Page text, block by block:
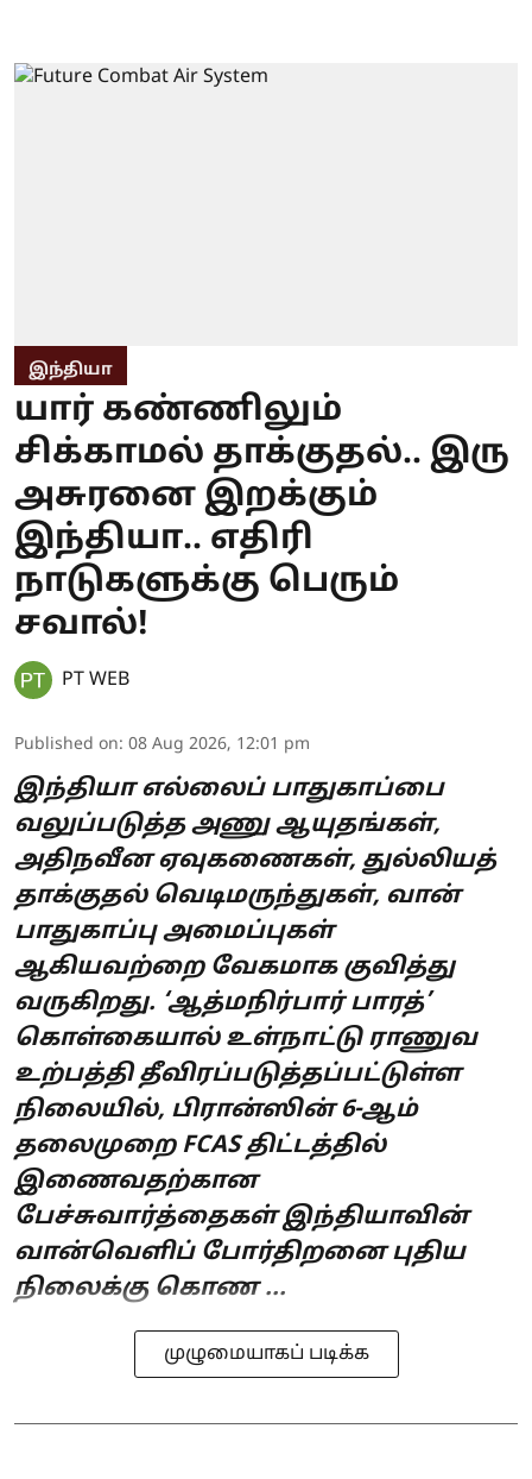
இந்தியா
யார் கண்ணிலும்
சிக்காமல் தாக்குதல்.. இரு
அசுரனை இறக்கும்
இந்தியா.. எதிரி
நாடுகளுக்கு பெரும்
சவால்!
PT WEB
Published on: 08 Aug 2026, 12:01 pm
இந்தியா எல்லைப் பாதுகாப்பை
வலுப்படுத்த அணு ஆயுதங்கள்,
அதிநவீன ஏவுகணைகள், துல்லியத்
தாக்குதல் வெடிமருந்துகள், வான்
பாதுகாப்பு அமைப்புகள்
ஆகியவற்றை வேகமாக குவித்து
வருகிறது. ‘ஆத்மநிர்பார் பாரத்’
கொள்கையால் உள்நாட்டு ராணுவ
உற்பத்தி தீவிரப்படுத்தப்பட்டுள்ள
நிலையில், பிரான்ஸின் 6-ஆம்
தலைமுறை FCAS திட்டத்தில்
இணைவதற்கான
பேச்சுவார்த்தைகள் இந்தியாவின்
வான்வெளிப் போர்திறனை புதிய
நிலைக்கு கொண ...
முழுமையாகப் படிக்க